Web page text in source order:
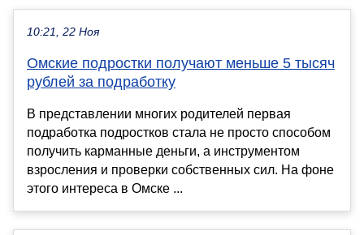
10:21, 22 Ноя
Омские подростки получают меньше 5 тысяч
рублей за подработку
В представлении многих родителей первая
подработка подростков стала не просто способом
получить карманные деньги, а инструментом
взросления и проверки собственных сил. На фоне
этого интереса в Омске ...